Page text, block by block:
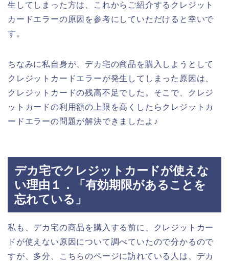
生してしまった方は、これからご紹介するクレジット
カードエラーの原因を参考にしていただけると幸いで
す。
ちなみに私自身が、デカ宅の商品を購入しようとして
クレジットカードエラーが発生してしまった原因は、
クレジットカードの残高不足でした。そこで、クレジ
ットカードの利用額の上限を高くしたらクレジットカ
ードエラーの問題が解決できましたよ♪
デカ宅でクレジットカードが使えな
い理由１．「有効期限があることを
忘れている」
私も、デカ宅の商品を購入する前に、クレジットカー
ドが使えない原因について調べていたので分かるので
すが、多分、こちらのページに訪れている人は、デカ